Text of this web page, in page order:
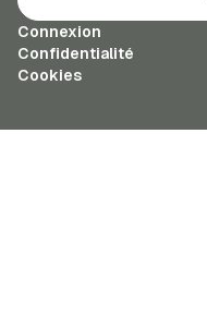
Connexion
Confidentialité
Cookies